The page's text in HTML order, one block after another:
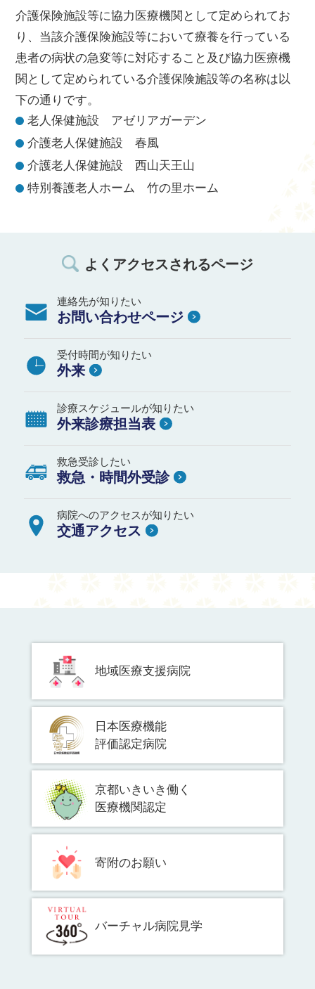
介護保険施設等に協力医療機関として定められてお
り、当該介護保険施設等において療養を行っている
患者の病状の急変等に対応すること及び協力医療機
関として定められている介護保険施設等の名称は以
下の通りです。
老人保健施設 アゼリアガーデン
介護老人保健施設 春風
介護老人保健施設 西山天王山
特別養護老人ホーム 竹の里ホーム
よくアクセスされるページ
連絡先が知りたい
お問い合わせページ
受付時間が知りたい
外来
診療スケジュールが知りたい
外来診療担当表
救急受診したい
救急・時間外受診
病院へのアクセスが知りたい
交通アクセス
地域医療支援病院
日本医療機能
評価認定病院
京都いきいき働く
医療機関認定
寄附のお願い
バーチャル病院見学